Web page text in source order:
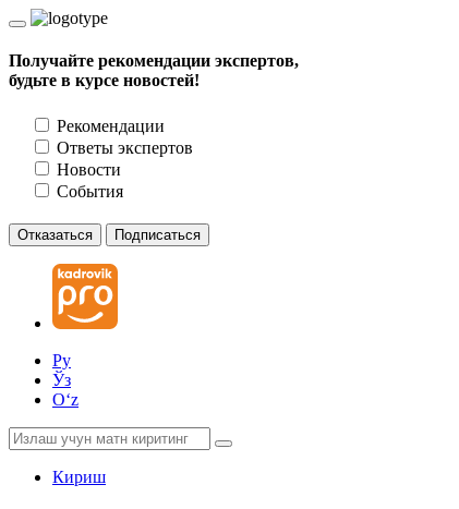
Получайте рекомендации экспертов,
будьте в курсе новостей!
Рекомендации
Ответы экспертов
Новости
События
Отказаться Подписаться
Ру
Ўз
Oʻz
Кириш